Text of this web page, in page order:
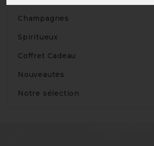
Champagnes
Spiritueux
Coffret Cadeau
Nouveautés
Notre sélection